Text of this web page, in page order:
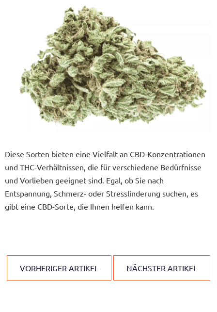
Diese Sorten bieten eine Vielfalt an CBD-Konzentrationen
und THC-Verhältnissen, die für verschiedene Bedürfnisse
und Vorlieben geeignet sind. Egal, ob Sie nach
Entspannung, Schmerz- oder Stresslinderung suchen, es
gibt eine CBD-Sorte, die Ihnen helfen kann.
VORHERIGER ARTIKEL NÄCHSTER ARTIKEL